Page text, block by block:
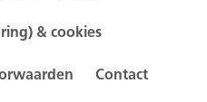
& cookies
Contact